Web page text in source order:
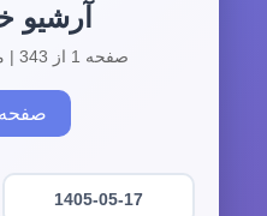
آرشیو
صفحه 1 از 343 | مجموع 3425 آرشیو
1405-05-17